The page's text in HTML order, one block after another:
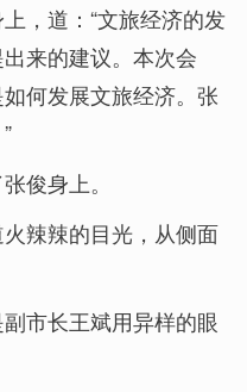
，道：“文旅经济的发
来的建议。本次会
何发展文旅经济。张
俊身上。
辣辣的目光，从侧面
市长王斌用异样的眼